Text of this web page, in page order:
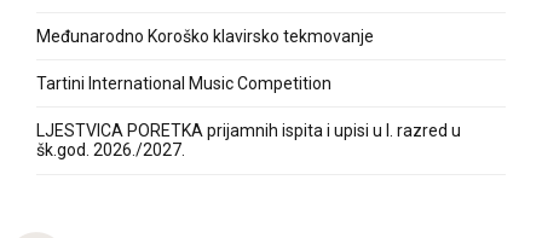
Međunarodno Koroško klavirsko tekmovanje
Tartini International Music Competition
LJESTVICA PORETKA prijamnih ispita i upisi u I. razred u
šk.god. 2026./2027.